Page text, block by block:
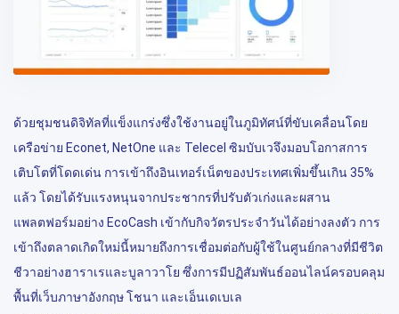
ด้วยชุมชนดิจิทัลที่แข็งแกร่งซึ่งใช้งานอยู่ในภูมิทัศน์ที่ขับเคลื่อนโดย
เครือข่าย Econet, NetOne และ Telecel ซิมบับเวจึงมอบโอกาสการ
เติบโตที่โดดเด่น การเข้าถึงอินเทอร์เน็ตของประเทศเพิ่มขึ้นเกิน 35%
แล้ว โดยได้รับแรงหนุนจากประชากรที่ปรับตัวเก่งและผสาน
แพลตฟอร์มอย่าง EcoCash เข้ากับกิจวัตรประจำวันได้อย่างลงตัว การ
เข้าถึงตลาดเกิดใหม่นี้หมายถึงการเชื่อมต่อกับผู้ใช้ในศูนย์กลางที่มีชีวิต
ชีวาอย่างฮาราเรและบูลาวาโย ซึ่งการมีปฏิสัมพันธ์ออนไลน์ครอบคลุม
พื้นที่เว็บภาษาอังกฤษ โชนา และเอ็นเดเบเล